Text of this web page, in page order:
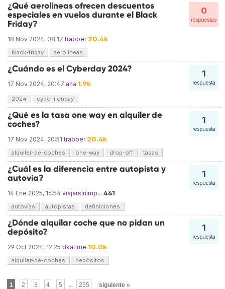
0
respuestas
¿Qué aerolíneas ofrecen descuentos
especiales en vuelos durante el Black
Friday?
18 Nov 2024, 08:17 trabber 20.4k
black-friday aerolíneas
1
respuesta
¿Cuándo es el Cyberday 2024?
17 Nov 2024, 20:47 ana 1.9k
2024 cybermonday
1
respuesta
¿Qué es la tasa one way en alquiler de
coches?
17 Nov 2024, 20:51 trabber 20.4k
alquiler-de-coches one-way drop-off tasas
1
respuesta
¿Cuál es la diferencia entre autopista y
autovía?
14 Ene 2025, 16:54 viajarsinimp... 441
autovías autopistas definiciones
1
respuesta
¿Dónde alquilar coche que no pidan un
depósito?
29 Oct 2024, 12:25 dkatime 10.0k
alquiler-de-coches depósitos
1 2 3 4 5 ... 255 siguiente »